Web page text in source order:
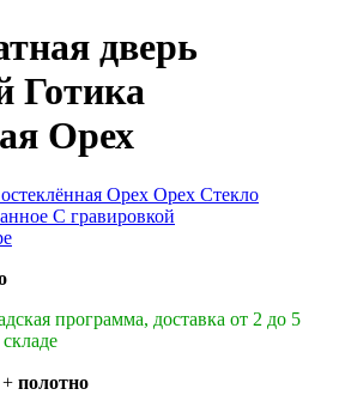
дверь
Готика
Орех
программа, доставка от 2 до 5
+ полотно